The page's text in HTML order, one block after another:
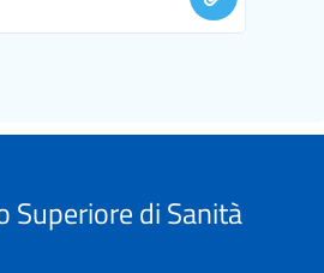
Superiore di Sanità